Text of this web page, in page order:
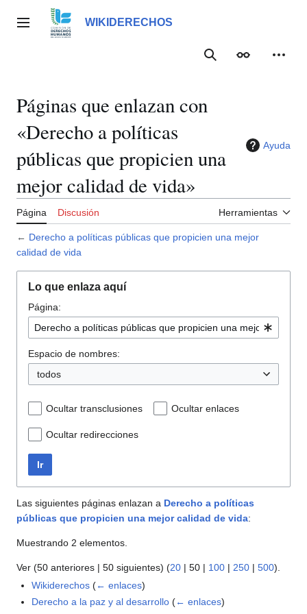
contenidoMenú principalWIKIDERECHOS
BuscarApariencia
Páginas que enlazan con
«Derecho a políticas
públicas que propicien una
mejor calidad de vida»
Ayuda
Página Discusión Herramientas
← Derecho a políticas públicas que propicien una mejor
calidad de vida
Lo que enlaza aquí
Página:
Espacio de nombres:
todos
Ocultar transclusiones Ocultar enlaces
Ocultar redirecciones
Ir
Las siguientes páginas enlazan a Derecho a políticas
públicas que propicien una mejor calidad de vida:
Muestrando 2 elementos.
Ver (50 anteriores | 50 siguientes) (20 | 50 | 100 | 250 | 500).
Wikiderechos (← enlaces)
Derecho a la paz y al desarrollo (← enlaces)